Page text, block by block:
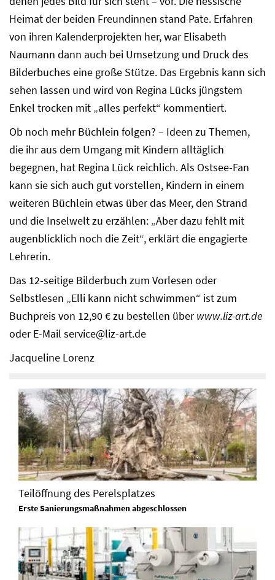
Heimat der beiden Freundinnen stand Pate. Erfahren
von ihren Kalenderprojekten her, war Elisabeth
Naumann dann auch bei Umsetzung und Druck des
Bilderbuches eine große Stütze. Das Ergebnis kann sich
sehen lassen und wird von Regina Lücks jüngstem
Enkel trocken mit „alles perfekt“ kommentiert.
Ob noch mehr Büchlein folgen? – Ideen zu Themen,
die ihr aus dem Umgang mit Kindern alltäglich
begegnen, hat Regina Lück reichlich. Als Ostsee-Fan
kann sie sich auch gut vorstellen, Kindern in einem
weiteren Büchlein etwas über das Meer, den Strand
und die Inselwelt zu erzählen: „Aber dazu fehlt mit
augenblicklich noch die Zeit“, erklärt die engagierte
Lehrerin.
Das 12-seitige Bilderbuch zum Vorlesen oder
Selbstlesen „Elli kann nicht schwimmen“ ist zum
Buchpreis von 12,90 € zu bestellen überwww.liz-art.de
oder E-Mail service@liz-art.de
Jacqueline Lorenz
Teilöffnung des Perelsplatzes
Erste Sanierungsmaßnahmen abgeschlossen